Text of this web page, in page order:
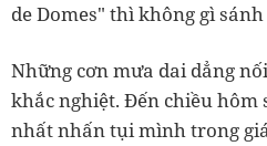
de Domes" thì không gì sánh
Những cơn mưa dai dẳng
khắc nghiệt. Đến chiều hôm
nhất nhấn tụi mình trong